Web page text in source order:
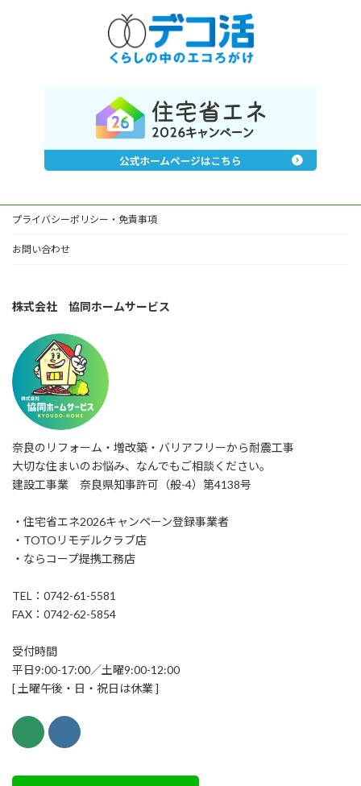
プライバシーポリシー・免責事項
お問い合わせ
株式会社 協同ホームサービス
奈良のリフォーム・増改築・バリアフリーから耐震工事
大切な住まいのお悩み、なんでもご相談ください。
建設工事業 奈良県知事許可（般-4）第4138号
・住宅省エネ2026キャンペーン登録事業者
・TOTOリモデルクラブ店
・ならコープ提携工務店
TEL：0742-61-5581
FAX：0742-62-5854
受付時間
平日9:00-17:00／土曜9:00-12:00
[ 土曜午後・日・祝日は休業 ]